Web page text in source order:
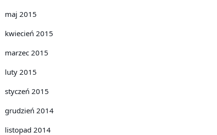
maj 2015
kwiecień 2015
marzec 2015
luty 2015
styczeń 2015
grudzień 2014
listopad 2014